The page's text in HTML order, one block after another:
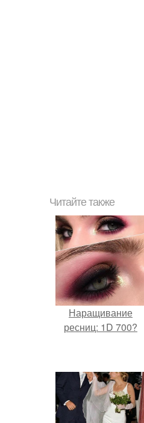
Читайте также
Наращивание
ресниц: 1D 700?